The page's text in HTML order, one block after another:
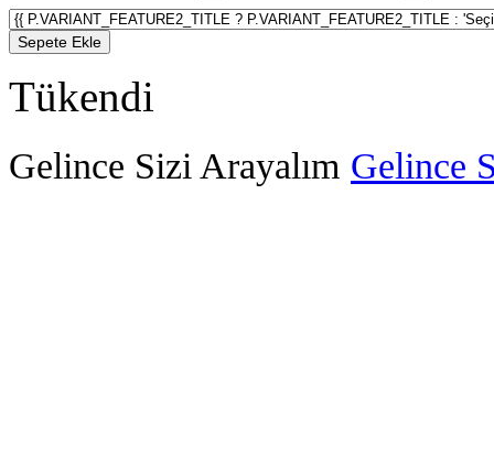
Sepete Ekle
Tükendi
Gelince Sizi Arayalım Gelince